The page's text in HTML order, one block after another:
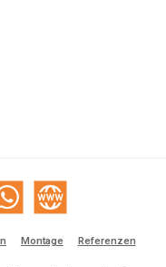
Website
Montage Referenzen